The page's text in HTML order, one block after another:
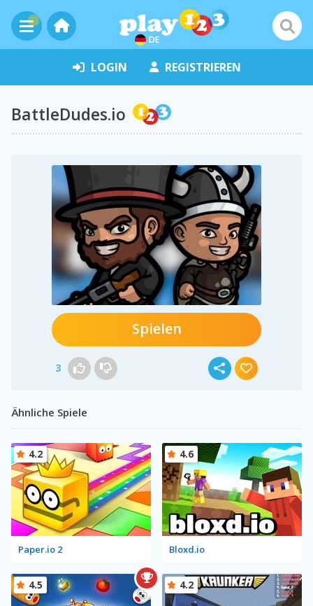
DE
LOGIN REGISTRIEREN
BattleDudes.io
Spielen
3
Ähnliche Spiele
Paper.io 2
4.2
Bloxd.io
4.6
4.5 4.2